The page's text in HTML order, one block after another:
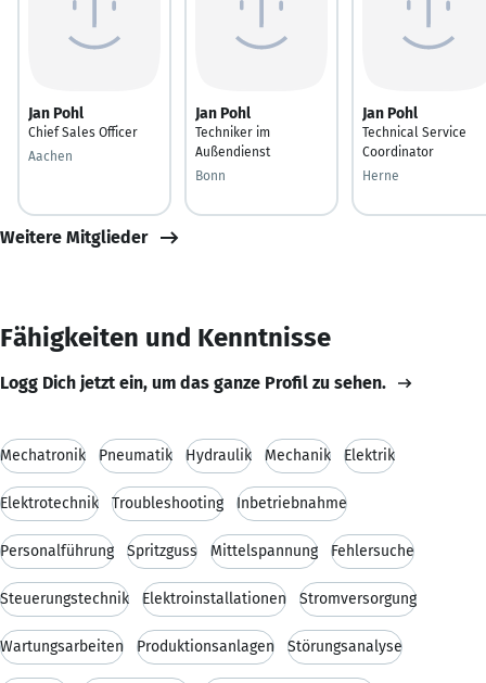
Jan Pohl
Chief Sales Officer
Aachen
Jan Pohl
Techniker im
Außendienst
Bonn
Jan Pohl
Technical Service
Coordinator
Herne
Weitere Mitglieder
Fähigkeiten und Kenntnisse
Logg Dich jetzt ein, um das ganze Profil zu sehen.
Mechatronik Pneumatik Hydraulik Mechanik Elektrik
Elektrotechnik Troubleshooting Inbetriebnahme
Personalführung Spritzguss Mittelspannung Fehlersuche
Steuerungstechnik Elektroinstallationen Stromversorgung
Wartungsarbeiten Produktionsanlagen Störungsanalyse